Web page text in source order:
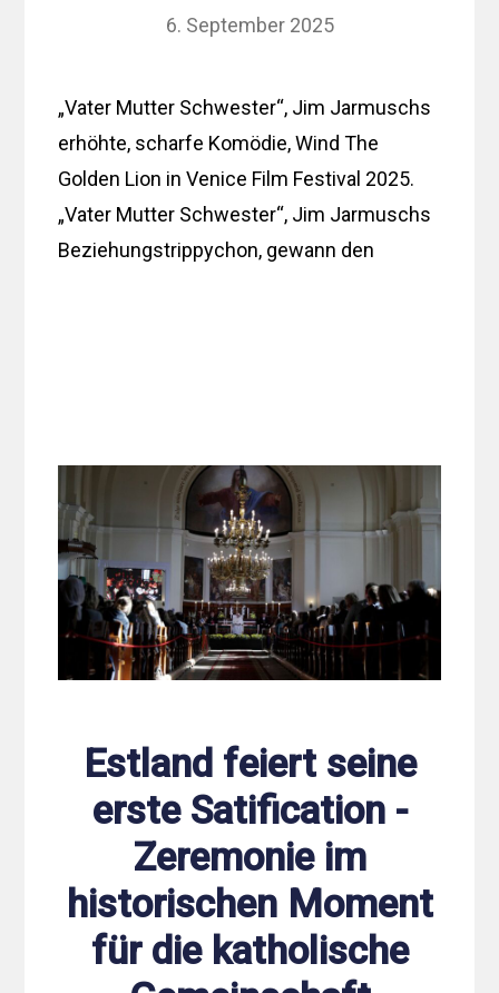
6. September 2025
„Vater Mutter Schwester“, Jim Jarmuschs
erhöhte, scharfe Komödie, Wind The
Golden Lion in Venice Film Festival 2025.
„Vater Mutter Schwester“, Jim Jarmuschs
Beziehungstrippychon, gewann den
Estland feiert seine
erste Satification -
Zeremonie im
historischen Moment
für die katholische